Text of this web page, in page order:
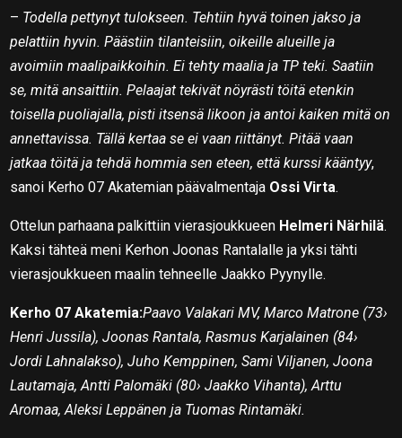
– Todella pettynyt tulokseen. Tehtiin hyvä toinen jakso ja
pelattiin hyvin. Päästiin tilanteisiin, oikeille alueille ja
avoimiin maalipaikkoihin. Ei tehty maalia ja TP teki. Saatiin
se, mitä ansaittiin. Pelaajat tekivät nöyrästi töitä etenkin
toisella puoliajalla, pisti itsensä likoon ja antoi kaiken mitä on
annettavissa. Tällä kertaa se ei vaan riittänyt. Pitää vaan
jatkaa töitä ja tehdä hommia sen eteen, että kurssi kääntyy,
sanoi Kerho 07 Akatemian päävalmentaja Ossi Virta.
Ottelun parhaana palkittiin vierasjoukkueen Helmeri Närhilä.
Kaksi tähteä meni Kerhon Joonas Rantalalle ja yksi tähti
vierasjoukkueen maalin tehneelle Jaakko Pyynylle.
Kerho 07 Akatemia:Paavo Valakari MV, Marco Matrone (73›
Henri Jussila), Joonas Rantala, Rasmus Karjalainen (84›
Jordi Lahnalakso), Juho Kemppinen, Sami Viljanen, Joona
Lautamaja, Antti Palomäki (80› Jaakko Vihanta), Arttu
Aromaa, Aleksi Leppänen ja Tuomas Rintamäki.